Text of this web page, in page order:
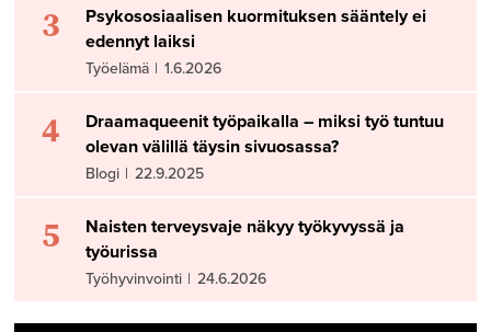
3
Psykososiaalisen kuormituksen sääntely ei
edennyt laiksi
Työelämä | 1.6.2026
4
Draamaqueenit työpaikalla – miksi työ tuntuu
olevan välillä täysin sivuosassa?
Blogi | 22.9.2025
5
Naisten terveysvaje näkyy työkyvyssä ja
työurissa
Työhyvinvointi | 24.6.2026